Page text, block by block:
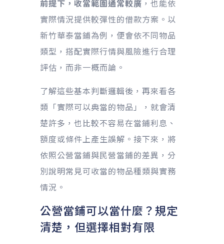
前提下，收當範圍通常較廣 ，也能依
實際情況提供較彈性的借款方案。以
新竹華泰當鋪為例，便會依不同物品
類型，搭配實際行情與風險進行合理
評估，而非一概而論。
了解這些基本判斷邏輯後，再來看各
類「實際可以典當的物品」，就會清
楚許多，也比較不容易在當鋪利息、
額度或條件上產生誤解。接下來，將
依照公營當鋪與民營當鋪的差異，分
別說明常見可收當的物品種類與實務
情況。
公營當鋪可以當什麼？規定
清楚，但選擇相對有限